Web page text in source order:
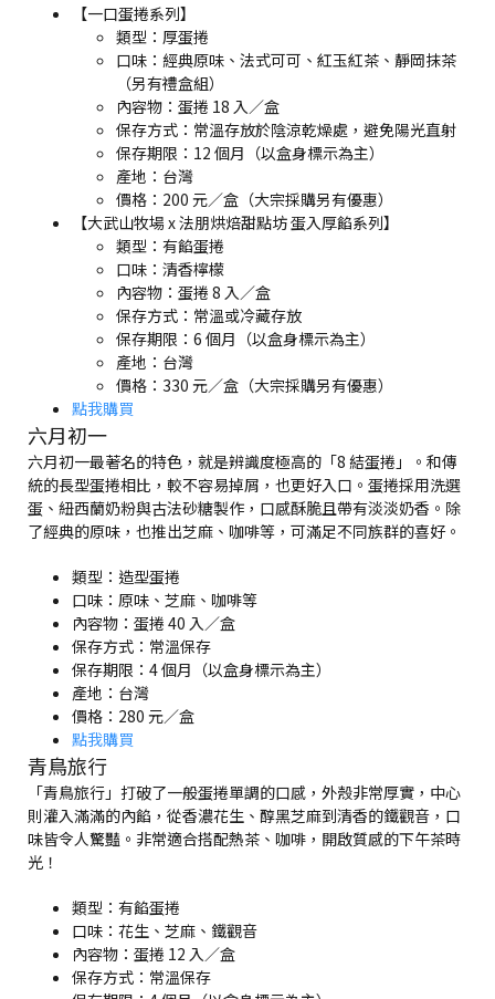
【一口蛋捲系列】
類型：厚蛋捲
口味：經典原味、法式可可、紅玉紅茶、靜岡抹茶
（另有禮盒組）
內容物：蛋捲 18 入／盒
保存方式：常溫存放於陰涼乾燥處，避免陽光直射
保存期限：12 個月（以盒身標示為主）
產地：台灣
價格：200 元／盒（大宗採購另有優惠）
【大武山牧場 x 法朋烘焙甜點坊 蛋入厚餡系列】
類型：有餡蛋捲
口味：清香檸檬
內容物：蛋捲 8 入／盒
保存方式：常溫或冷藏存放
保存期限：6 個月（以盒身標示為主）
產地：台灣
價格：330 元／盒（大宗採購另有優惠）
點我購買
六月初一
六月初一最著名的特色，就是辨識度極高的「8 結蛋捲」。和傳
統的長型蛋捲相比，較不容易掉屑，也更好入口。蛋捲採用洗選
蛋、紐西蘭奶粉與古法砂糖製作，口感酥脆且帶有淡淡奶香。除
了經典的原味，也推出芝麻、咖啡等，可滿足不同族群的喜好。
類型：造型蛋捲
口味：原味、芝麻、咖啡等
內容物：蛋捲 40 入／盒
保存方式：常溫保存
保存期限：4 個月（以盒身標示為主）
產地：台灣
價格：280 元／盒
點我購買
青鳥旅行
「青鳥旅行」打破了一般蛋捲單調的口感，外殼非常厚實，中心
則灌入滿滿的內餡，從香濃花生、醇黑芝麻到清香的鐵觀音，口
味皆令人驚豔。非常適合搭配熱茶、咖啡，開啟質感的下午茶時
光！
類型：有餡蛋捲
口味：花生、芝麻、鐵觀音
內容物：蛋捲 12 入／盒
保存方式：常溫保存